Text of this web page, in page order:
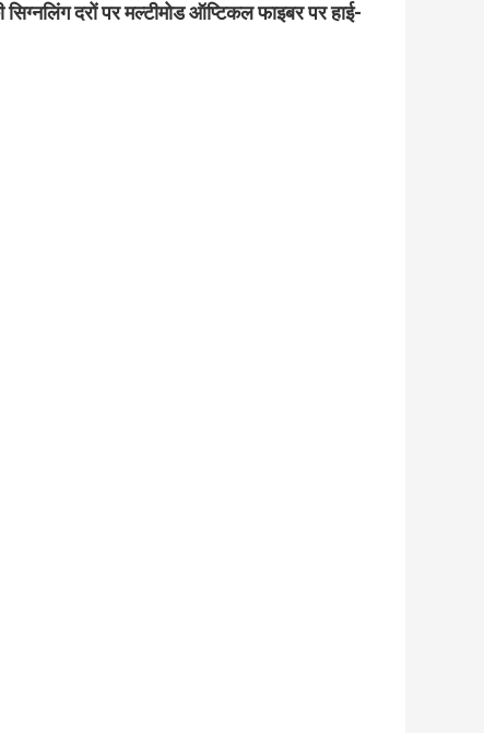
दरों पर मल्टीमोड ऑप्टिकल फाइबर पर हाई-